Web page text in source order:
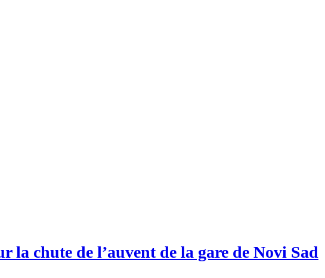
la chute de l’auvent de la gare de Novi Sad